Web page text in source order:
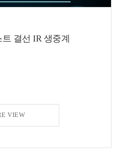
결선 IR 생중계
VIEW